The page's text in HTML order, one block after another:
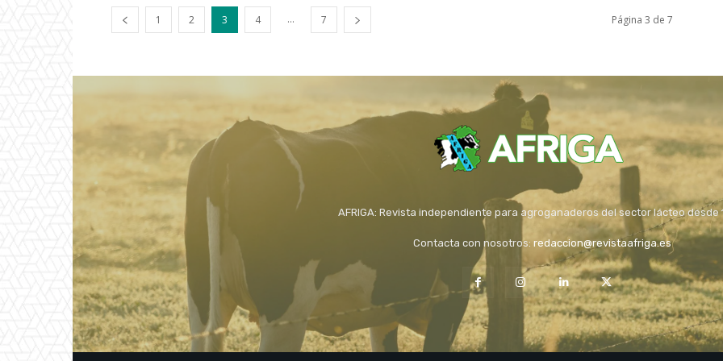
1 2 3 4 ... 7 Página 3 de 7
AFRIGA: Revista independiente para agroganaderos del sector lácteo desde
Contacta con nosotros: redaccion@revistaafriga.es